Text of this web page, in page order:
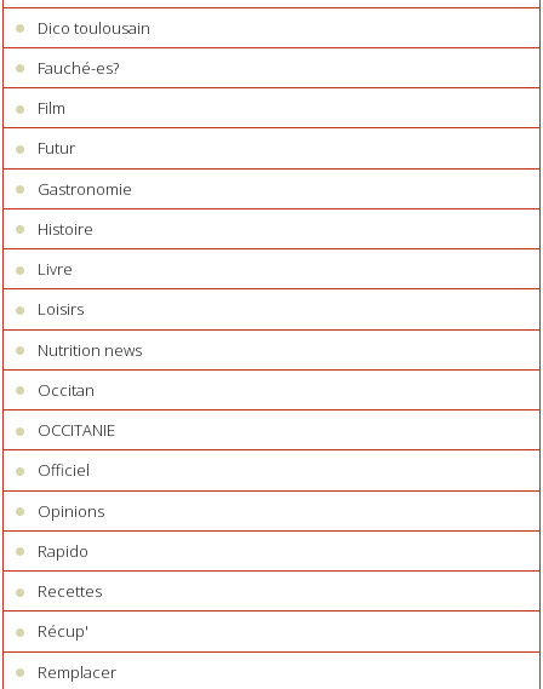
Dico toulousain
Fauché-es?
Film
Futur
Gastronomie
Histoire
Livre
Loisirs
Nutrition news
Occitan
OCCITANIE
Officiel
Opinions
Rapido
Recettes
Récup'
Remplacer